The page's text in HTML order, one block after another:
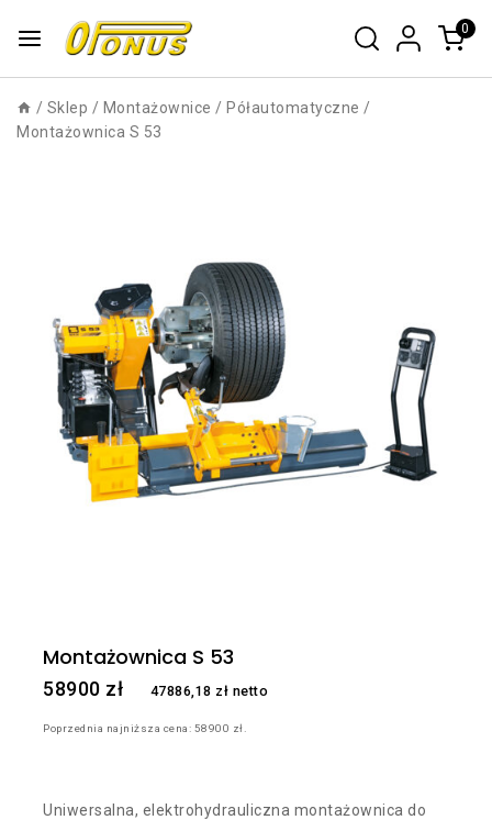
0
/ Sklep / Montażownice / Półautomatyczne /
Montażownica S 53
Montażownica S 53
58900 zł 47886,18 zł netto
Poprzednia najniższa cena: 58900 zł
Uniwersalna, elektrohydrauliczna montażownica do